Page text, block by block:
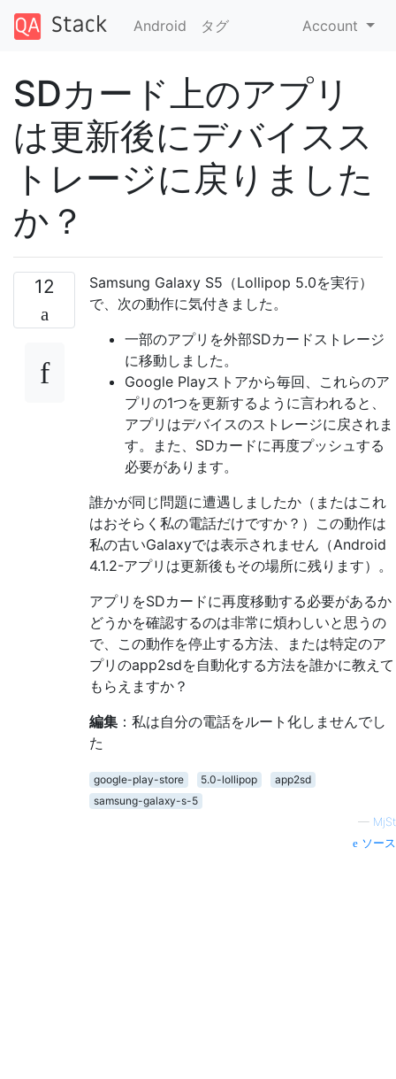
Android タグ Account
SDカード上のアプリ
は更新後にデバイスス
トレージに戻りました
か？
12
Samsung Galaxy S5（Lollipop 5.0を実行）
で、次の動作に気付きました。
一部のアプリを外部SDカードストレージ
に移動しました。
Google Playストアから毎回、これらのア
プリの1つを更新するように言われると、
アプリはデバイスのストレージに戻されま
す。また、SDカードに再度プッシュする
必要があります。
誰かが同じ問題に遭遇しましたか（またはこれ
はおそらく私の電話だけですか？）この動作は
私の古いGalaxyでは表示されません（Android
4.1.2-アプリは更新後もその場所に残ります）。
アプリをSDカードに再度移動する必要があるか
どうかを確認するのは非常に煩わしいと思うの
で、この動作を停止する方法、または特定のア
プリのapp2sdを自動化する方法を誰かに教えて
もらえますか？
編集 ：私は自分の電話をルート化しませんでし
た
google-play-store 5.0-lollipop
app2sd
samsung-galaxy-s-5
— MjSt
ソース